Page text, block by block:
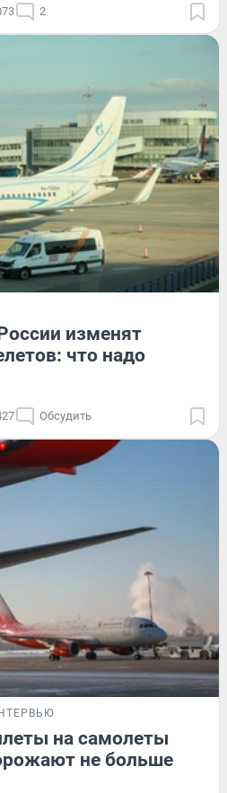
2
изменят
что надо
Обсудить
на самолеты
не больше